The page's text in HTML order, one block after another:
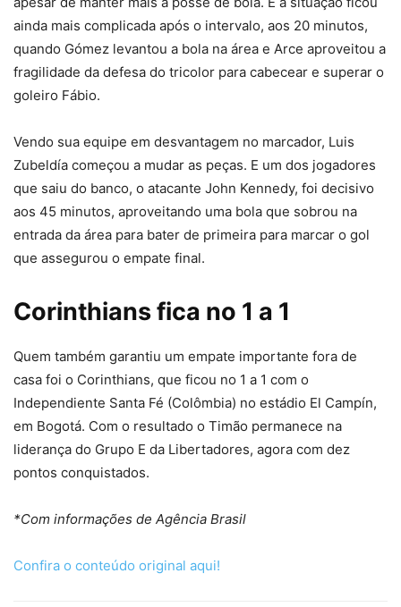
ainda mais complicada após o intervalo, aos 20 minutos,
quando Gómez levantou a bola na área e Arce aproveitou a
fragilidade da defesa do tricolor para cabecear e superar o
goleiro Fábio.
Vendo sua equipe em desvantagem no marcador, Luis
Zubeldía começou a mudar as peças. E um dos jogadores
que saiu do banco, o atacante John Kennedy, foi decisivo
aos 45 minutos, aproveitando uma bola que sobrou na
entrada da área para bater de primeira para marcar o gol
que assegurou o empate final.
Corinthians fica no 1 a 1
Quem também garantiu um empate importante fora de
casa foi o Corinthians, que ficou no 1 a 1 com o
Independiente Santa Fé (Colômbia) no estádio El Campín,
em Bogotá. Com o resultado o Timão permanece na
liderança do Grupo E da Libertadores, agora com dez
pontos conquistados.
*Com informações de Agência Brasil
Confira o conteúdo original aqui!